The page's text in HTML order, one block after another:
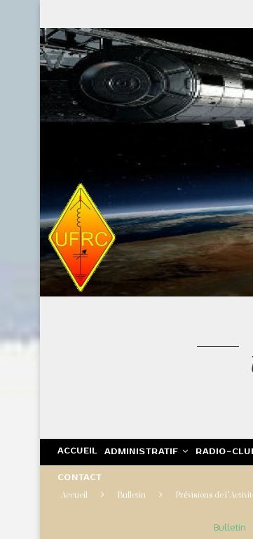
ACCUEIL ADMINISTRATIF RADIO-
CONTACT
Accueil Bulletin Prévisions de
Bulletin